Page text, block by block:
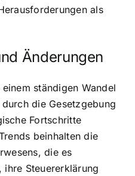
als
Änderungen
ständigen Wandel
die Gesetzgebung
Fortschritte
beinhalten die
die es
Steuererklärung